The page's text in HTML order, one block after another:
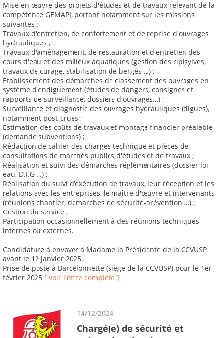
Mise en œuvre des projets d'études et de travaux relevant de la
compétence GEMAPI, portant notamment sur les missions
suivantes :
Travaux d'entretien, de confortement et de reprise d'ouvrages
hydrauliques ;
Travaux d'aménagement, de restauration et d'entretien des
cours d'eau et des milieux aquatiques (gestion des ripisylves,
travaux de curage, stabilisation de berges …) ;
Etablissement des démarches de classement des ouvrages en
système d'endiguement (études de dangers, consignes et
rapports de surveillance, dossiers d'ouvrages…) ;
Surveillance et diagnostic des ouvrages hydrauliques (digues),
notamment post-crues ;
Estimation des coûts de travaux et montage financier préalable
(demande subventions) ;
Rédaction de cahier des charges technique et pièces de
consultations de marchés publics d'études et de travaux ;
Réalisation et suivi des démarches réglementaires (dossier loi
eau, D.I.G …) ;
Réalisation du suivi d‘exécution de travaux, leur réception et les
relations avec les entreprises, le maître d'œuvre et intervenants
(réunions chantier, démarches de sécurité-prévention …) ;
Gestion du service ;
Participation occasionnellement à des réunions techniques
internes ou externes.
Candidature à envoyer à Madame la Présidente de la CCVUSP
avant le 12 janvier 2025.
Prise de poste à Barcelonnette (siège de la CCVUSP) pour le 1er
février 2025 [ voir l'offre complète ]
14/12/2024
Chargé(e) de sécurité et